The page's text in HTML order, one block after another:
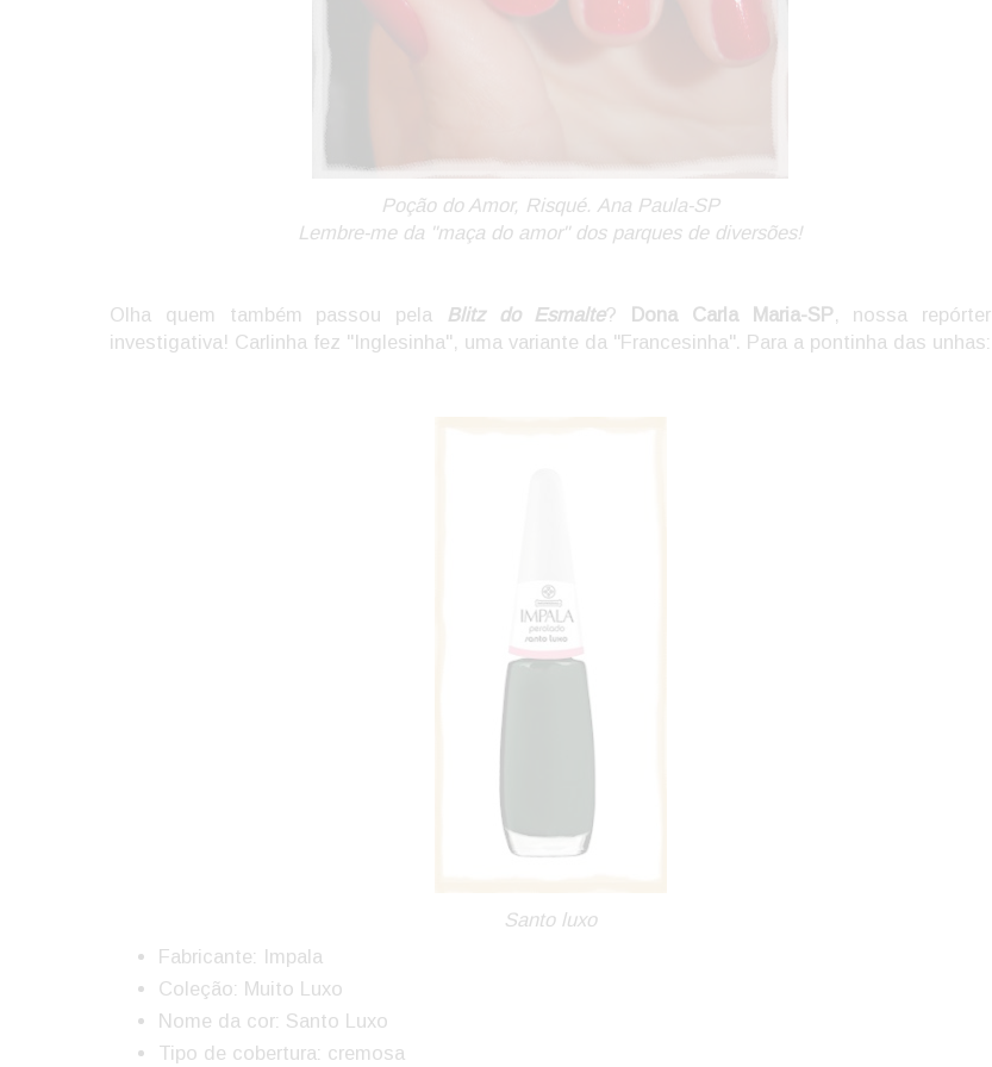
Poção do Amor, Risqué. Ana Paula-SP
Lembre-me da "maça do amor" dos parques de diversões!
Olha quem também passou pela Blitz do Esmalte? Dona Carla Maria-SP, nossa repórter
investigativa! Carlinha fez "Inglesinha", uma variante da "Francesinha". Para a pontinha das unhas:
Santo luxo
Fabricante: Impala
Coleção: Muito Luxo
Nome da cor: Santo Luxo
Tipo de cobertura: cremosa